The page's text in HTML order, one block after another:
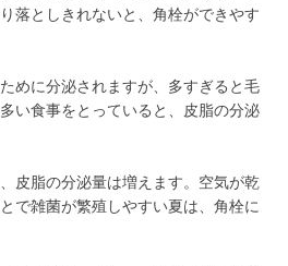
落としきれないと、角栓ができやす
めに分泌されますが、多すぎると毛
い食事をとっていると、皮脂の分泌
皮脂の分泌量は増えます。空気が乾
で雑菌が繁殖しやすい夏は、角栓に